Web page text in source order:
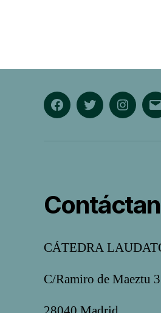
FacebookTwitter
CÁTEDRA
C/Ramiro de Maeztu 3